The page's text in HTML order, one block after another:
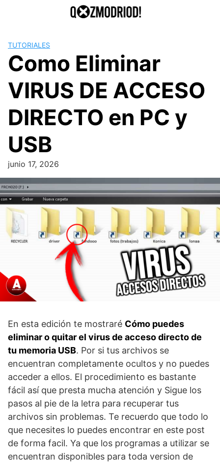
TUTORIALES
Como Eliminar
VIRUS DE ACCESO
DIRECTO en PC y
USB
junio 17, 2026
En esta edición te mostraré Cómo puedes
eliminar o quitar el virus de acceso directo de
tu memoria USB. Por si tus archivos se
encuentran completamente ocultos y no puedes
acceder a ellos. El procedimiento es bastante
fácil así que presta mucha atención y Sigue los
pasos al pie de la letra para recuperar tus
archivos sin problemas. Te recuerdo que todo lo
que necesites lo puedes encontrar en este post
de forma facil. Ya que los programas a utilizar se
encuentran disponibles para toda version de